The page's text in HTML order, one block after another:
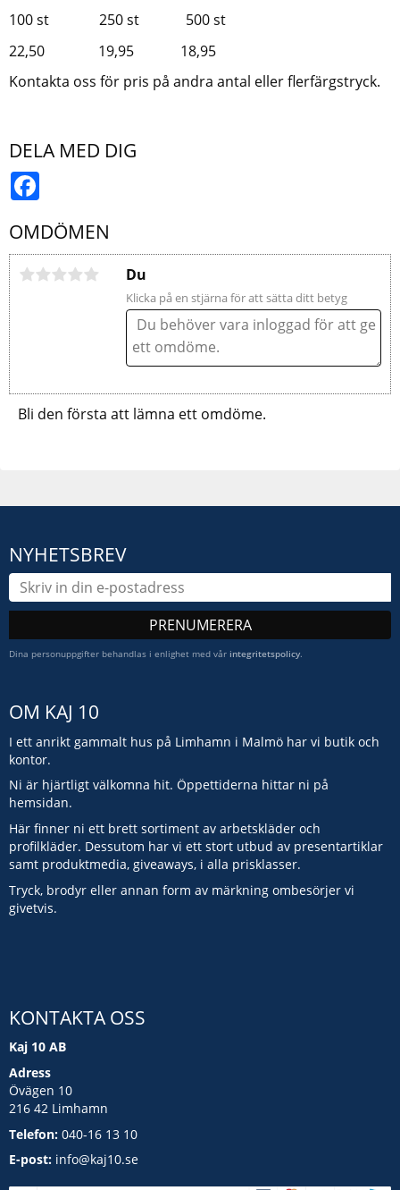
100 st 250 st 500 st
22,50 19,95 18,95
Kontakta oss för pris på andra antal eller flerfärgstryck.
DELA MED DIG
OMDÖMEN
Du
Klicka på en stjärna för att sätta ditt betyg
Bli den första att lämna ett omdöme.
NYHETSBREV
PRENUMERERA
Dina personuppgifter behandlas i enlighet med vår integritetspolicy.
OM KAJ 10
I ett anrikt gammalt hus på Limhamn i Malmö har vi butik och
kontor.
Ni är hjärtligt välkomna hit. Öppettiderna hittar ni på
hemsidan.
Här finner ni ett brett sortiment av arbetskläder och
profilkläder. Dessutom har vi ett stort utbud av presentartiklar
samt produktmedia, giveaways, i alla prisklasser.
Tryck, brodyr eller annan form av märkning ombesörjer vi
givetvis.
KONTAKTA OSS
Kaj 10 AB
Adress
Övägen 10
216 42 Limhamn
Telefon: 040-16 13 10
E-post: info@kaj10.se